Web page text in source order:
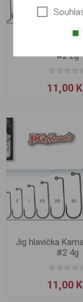
#2 2g
11,00
Jig hlavička
#2 4g
11,00